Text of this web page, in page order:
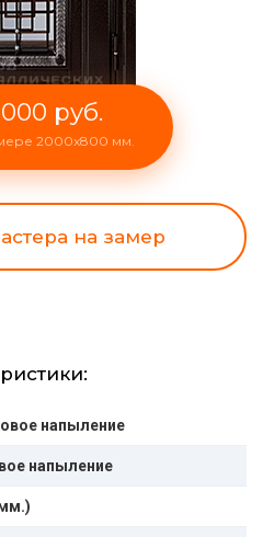
руб.
2000x800 мм.
на замер
напыление
напыление